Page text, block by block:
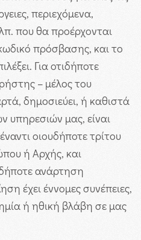
περιεχόμενα,
που θα προέρχονται
πρόσβασης, και το
Για οτιδήποτε
– μέλος του
δημοσιεύει, ή καθιστά
υπηρεσιών μας, είναι
οιουδήποτε τρίτου
ή Αρχής, και
ανάρτηση
έχει έννομες συνέπειες,
ή ηθική βλάβη σε μας